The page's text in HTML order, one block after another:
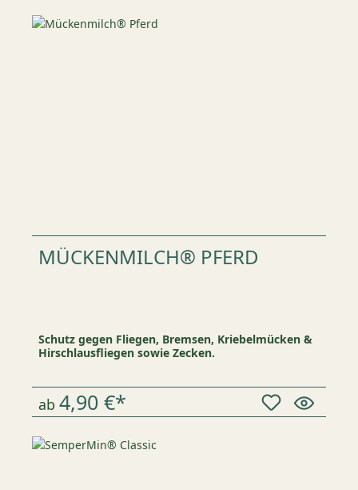
MÜCKENMILCH® PFERD
Schutz gegen Fliegen, Bremsen, Kriebelmücken &
Hirschlausfliegen sowie Zecken.
ab 4,90 €*